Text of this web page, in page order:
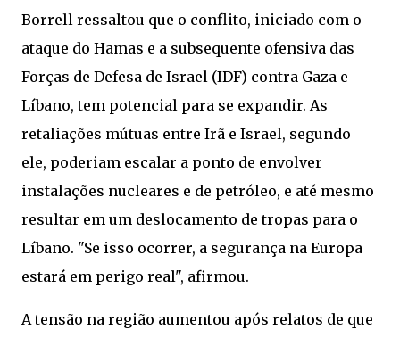
Borrell ressaltou que o conflito, iniciado com o
ataque do Hamas e a subsequente ofensiva das
Forças de Defesa de Israel (IDF) contra Gaza e
Líbano, tem potencial para se expandir. As
retaliações mútuas entre Irã e Israel, segundo
ele, poderiam escalar a ponto de envolver
instalações nucleares e de petróleo, e até mesmo
resultar em um deslocamento de tropas para o
Líbano. "Se isso ocorrer, a segurança na Europa
estará em perigo real", afirmou.
A tensão na região aumentou após relatos de que